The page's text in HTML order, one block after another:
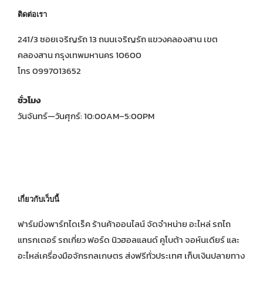
ติดต่อเรา
241/3 ซอยเจริญรัถ 13 ถนนเจริญรัถ แขวงคลองสาน เขต
คลองสาน กรุงเทพมหานคร 10600
โทร 0997013652
ชั่วโมง
วันจันทร์—วันศุกร์: 10:00AM–5:00PM
เกี่ยวกับเว็บนี้
ฟาร์มมิ่งพาร์ทไดเร็ค ร้านค้าออนไลน์ จัดจำหน่าย อะไหล่ รถไถ
แทรกเตอร์ รถเกี่ยว ฟอร์ด นิวฮอลแลนด์ คูโบต้า จอห์นเดียร์ และ
อะไหล่เครื่องมือจักรกลเกษตร ส่งฟรีทั่วประเทศ เก็บเงินปลายทาง